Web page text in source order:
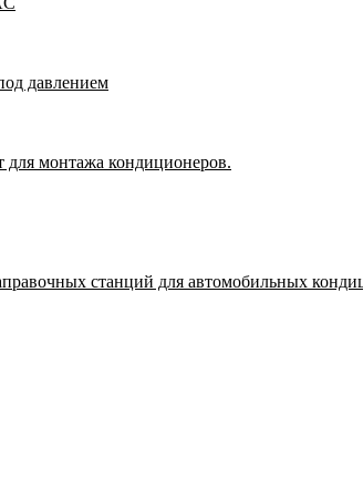
давлением
монтажа кондиционеров.
станций для автомобильных